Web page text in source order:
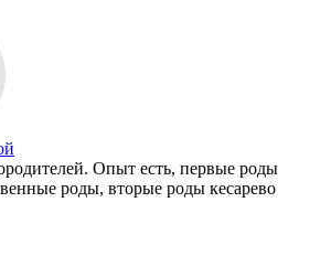
Опыт есть, первые роды
роды, вторые роды кесарево